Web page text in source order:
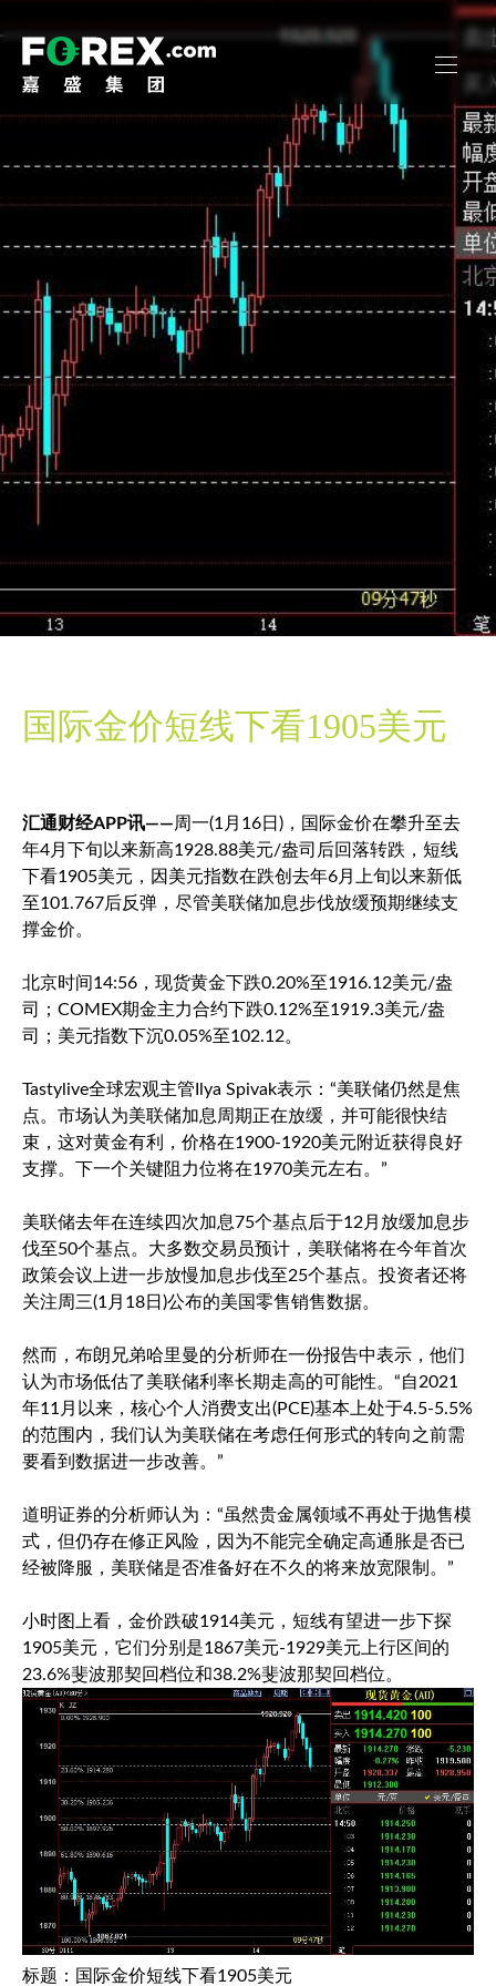
国际金价短线下看1905美元
汇通财经APP讯——周一(1月16日)，国际金价在攀升至去
年4月下旬以来新高1928.88美元/盎司后回落转跌，短线
下看1905美元，因 美元指数在跌创去年6月上旬以来新低
至101.767后反弹，尽管美联储加息步伐放缓预期继续支
撑金价。
北京时间14:56， 现货黄金 下跌0.20%至1916.12美元/盎
司；COMEX期金主力合约下跌0.12%至1919.3美元/盎
司； 美元指数 下沉0.05%至102.12。
Tastylive全球宏观主管Ilya Spivak表示：“美联储仍然是焦
点。市场认为美联储加息周期正在放缓，并可能很快结
束，这对黄金有利，价格在1900-1920美元附近获得良好
支撑。下一个关键阻力位将在1970美元左右。”
美联储去年在连续四次加息75个基点后于12月放缓加息步
伐至50个基点。大多数交易员预计，美联储将在今年首次
政策会议上进一步放慢加息步伐至25个基点。投资者还将
关注周三(1月18日)公布的美国零售销售数据。
然而，布朗兄弟哈里曼的分析师在一份报告中表示，他们
认为市场低估了美联储利率长期走高的可能性。“自2021
年11月以来，核心个人消费支出(PCE)基本上处于4.5-5.5%
的范围内，我们认为美联储在考虑任何形式的转向之前需
要看到数据进一步改善。”
道明证券的分析师认为：“虽然贵金属领域不再处于抛售模
式，但仍存在修正风险，因为不能完全确定高通胀是否已
经被降服，美联储是否准备好在不久的将来放宽限制。”
小时图上看，金价跌破1914美元，短线有望进一步下探
1905美元，它们分别是1867美元-1929美元上行区间的
23.6%斐波那契回档位和38.2%斐波那契回档位。
标题：国际金价短线下看1905美元